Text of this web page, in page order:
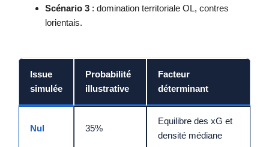
Scénario 3 : domination territoriale OL, contres
lorientais.
Issue
simulée
Probabilité
illustrative
Facteur
déterminant
Nul 35%
Equilibre des xG et
densité médiane